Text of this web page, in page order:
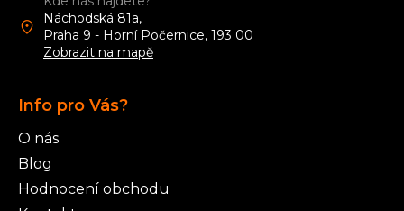
Náchodská 81a,
Praha 9 - Horní Počernice, 193 00
Zobrazit na mapě
Info pro Vás?
O nás
Blog
Hodnocení obchodu